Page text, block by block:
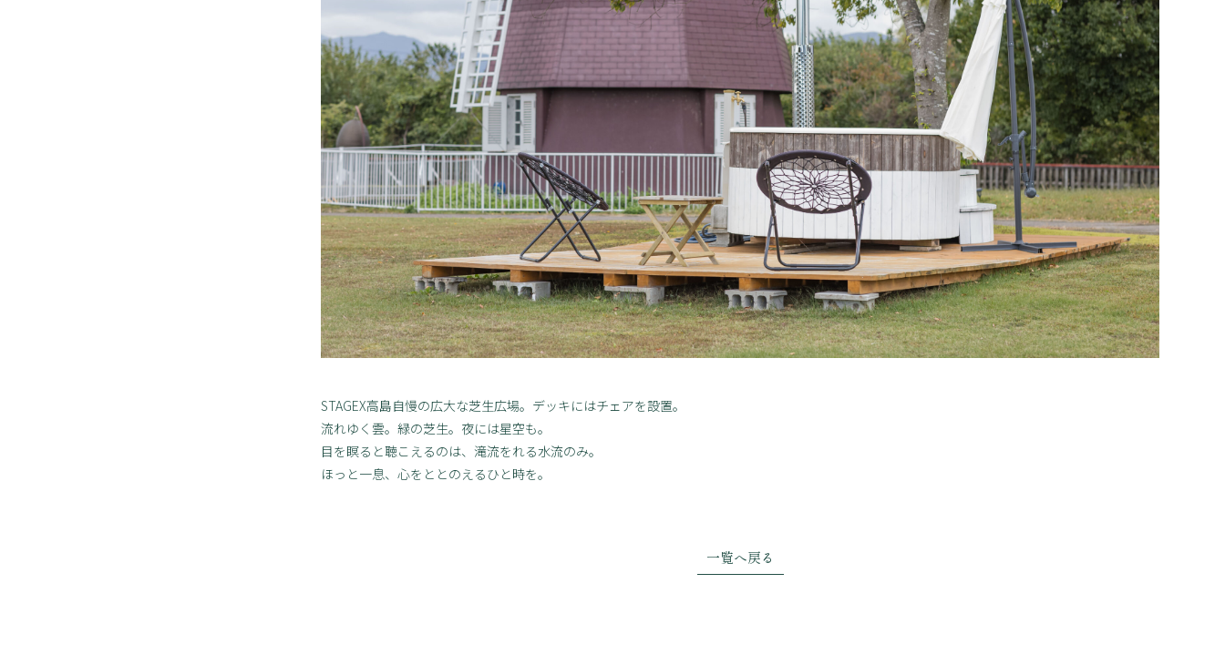
STAGEX高島自慢の広大な芝生広場。デッキにはチェアを設置。
流れゆく雲。緑の芝生。夜には星空も。
目を瞑ると聴こえるのは、滝流をれる水流のみ。
ほっと一息、心をととのえるひと時を。
一覧へ戻る